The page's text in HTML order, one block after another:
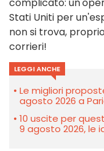
complicato:
Stati Uniti per
non si trova,
corrieri!
LEGGI ANCHE
Le migliori
agosto 2026 a
10 uscite per
9 agosto 2026, le